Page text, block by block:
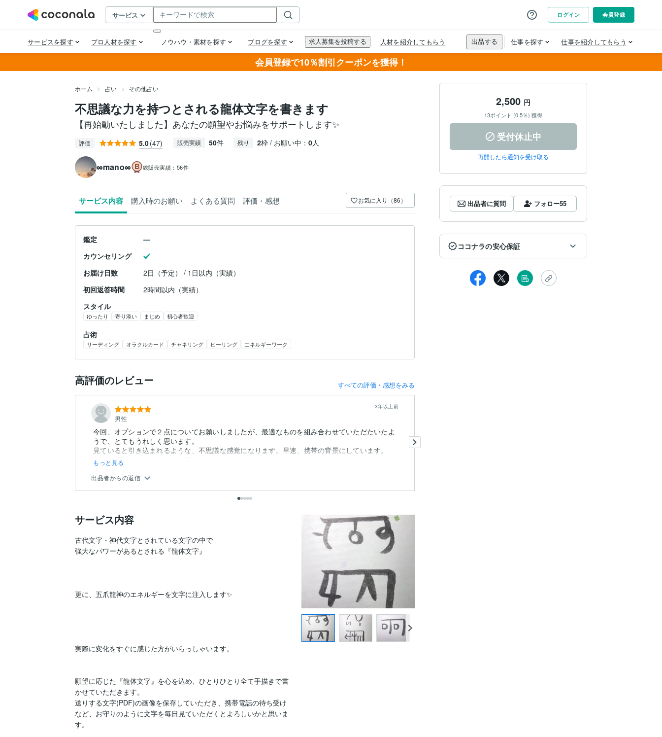
会員登録で10％割引クーポンを獲得！
ホーム 占い その他占い
不思議な力を持つとされる龍体文字を書きます
【再始動いたしました】あなたの願望やお悩みをサポートします✨
評価 5.0(47) 販売実績 50件 残り 2枠 / お願い中： 0人
∞mano∞ 総販売実績： 56件
サービス内容 購入時のお願い よくある質問 評価・感想 お気に入り（86）
鑑定
カウンセリング
お届け日数
2日（予定） / 1日以内（実績）
初回返答時間
2時間以内（実績）
スタイル
ゆったり 寄り添い まじめ 初心者歓迎
占術
リーディング オラクルカード チャネリング ヒーリング エネルギーワーク
高評価のレビュー すべての評価・感想をみる
男性
3年以上前
今回、オプションで２点についてお願いしましたが、最適なものを組み合わせていただたいたよ
うで、とてもうれしく思います。
見ていると引き込まれるような、不思議な感覚になります。早速、携帯の背景にしています。
また、オプションでフトマニ図もお願いしましたが、こちら...
もっと見る
出品者からの返信
サービス内容
古代文字・神代文字とされている文字の中で
強大なパワーがあるとされる『龍体文字』
更に、五爪龍神のエネルギーを文字に注入します✨
実際に変化をすぐに感じた方がいらっしゃいます。
願望に応じた『龍体文字』を心を込め、ひとりひとり全て手描きで書
かせていただきます。
送りする文字(PDF)の画像を保存していただき、携帯電話の待ち受け
など、お守りのように文字を毎日見ていただくとよろしいかと思いま
す。
2,500 円
13ポイント (0.5％) 獲得
受付休止中
再開したら通知を受け取る
出品者に質問 フォロー55
ココナラの安心保証